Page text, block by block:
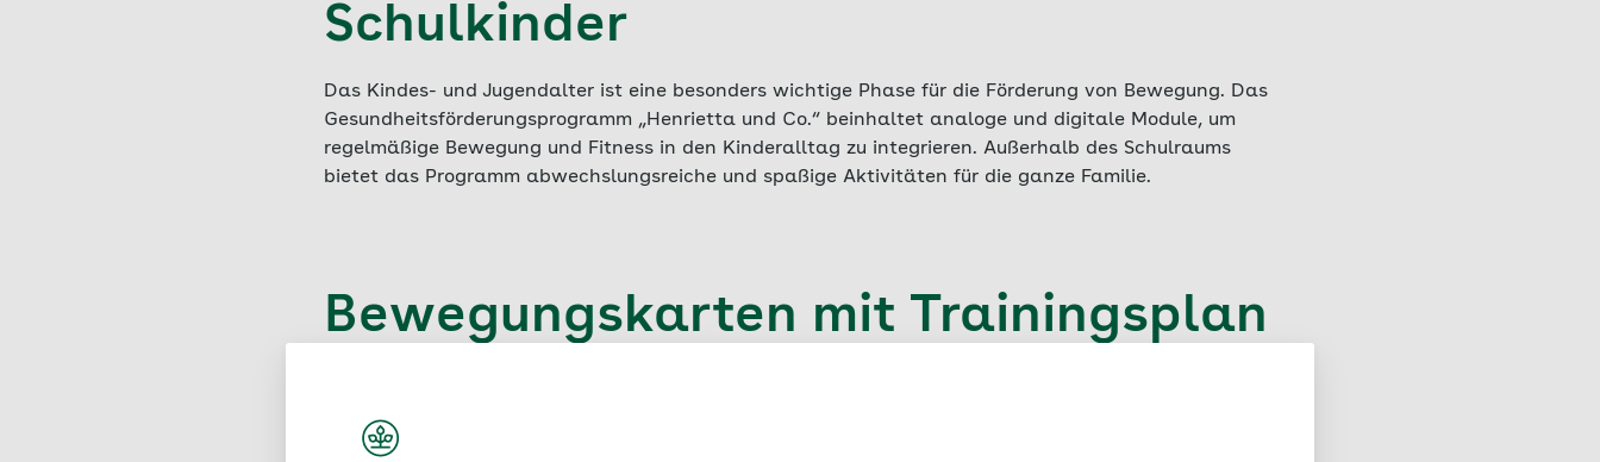
Schulkinder
Das Kindes- und Jugendalter ist eine besonders wichtige Phase für die Förderung von Bewegung. Das
Gesundheitsförderungsprogramm „Henrietta und Co.“ beinhaltet analoge und digitale Module, um
regelmäßige Bewegung und Fitness in den Kinderalltag zu integrieren. Außerhalb des Schulraums
bietet das Programm abwechslungsreiche und spaßige Aktivitäten für die ganze Familie.
Bewegungskarten mit Trainingsplan
„Henriettas bewegte Schule“ umfasst 25 kindgerecht illustrierte Bewegungseinheiten mit Übungen zur